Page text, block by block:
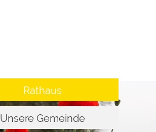
Rathaus
Unsere Gemeinde